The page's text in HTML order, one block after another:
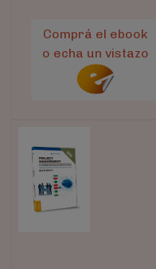
Comprá el ebook
o echa un vistazo